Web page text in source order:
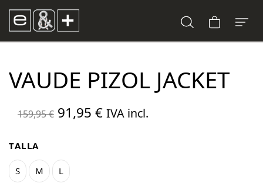
VAUDE PIZOL JACKET
159,95€ El
era:
159,95 €.
91,95 €El
IVA incl.
TALLA
S M L